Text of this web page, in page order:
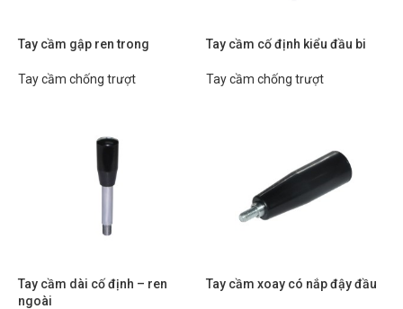
Tay cầm gập ren trong
Tay cầm chống trượt
Tay cầm cố định kiểu đầu bi
Tay cầm chống trượt
Tay cầm dài cố định – ren
ngoài
Tay cầm xoay có nắp đậy đầu